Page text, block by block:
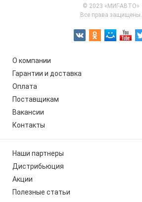
© 2023 «МИГ-АВТО»
Все права защищены.
О компании
Гарантии и доставка
Оплата
Поставщикам
Вакансии
Контакты
Наши партнеры
Дистрибьюция
Акции
Полезные статьи